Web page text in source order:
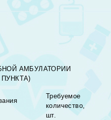
АМБУЛАТОРИИ
Требуемое
количество,
шт.